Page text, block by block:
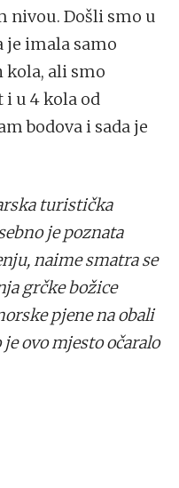
nivou. Došli smo u
je imala samo
kola, ali smo
i u 4 kola od
bodova i sada je
turistička
je poznata
naime smatra se
grčke božice
pjene na obali
ovo mjesto očaralo